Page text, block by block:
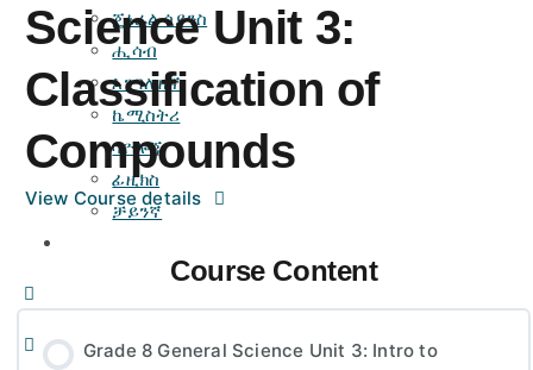
ጄኔራል ሳይንስ
ሒሳብ
እንግሊዘኛ
ኬሚስትሪ
ባዮሎጂ
ፊዚክስ
ቻይንኛ
Science Unit 3:
Classification of
Compounds
View Course details
Course Content
Grade 8 General Science Unit 3: Intro to